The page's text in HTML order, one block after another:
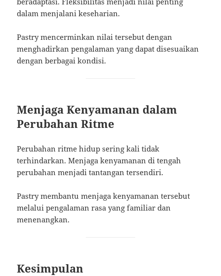
dalam menjalani keseharian.
Pastry mencerminkan nilai tersebut dengan
menghadirkan pengalaman yang dapat disesuaikan
dengan berbagai kondisi.
Menjaga Kenyamanan dalam
Perubahan Ritme
Perubahan ritme hidup sering kali tidak
terhindarkan. Menjaga kenyamanan di tengah
perubahan menjadi tantangan tersendiri.
Pastry membantu menjaga kenyamanan tersebut
melalui pengalaman rasa yang familiar dan
menenangkan.
Kesimpulan